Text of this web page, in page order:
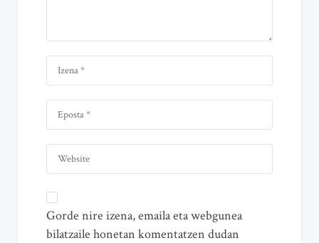
Gorde nire izena, emaila eta webgunea
bilatzaile honetan komentatzen dudan